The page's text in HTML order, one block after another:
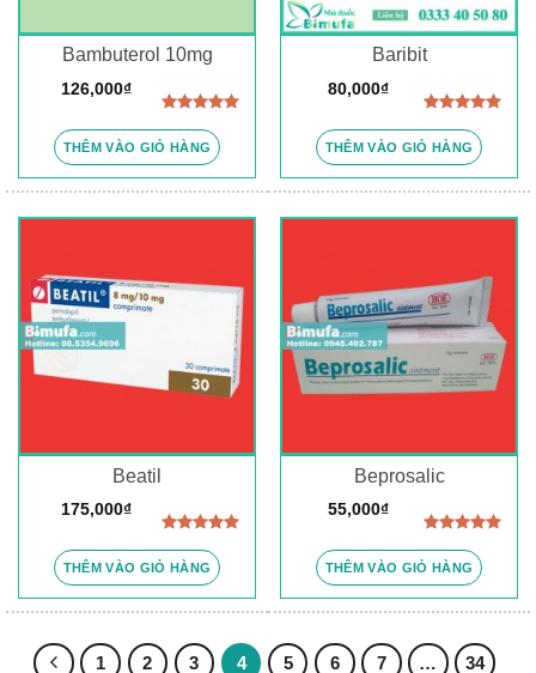
Bambuterol 10mg
hạng5.00
5 sao
126,000₫
THÊM VÀO GIỎ HÀNG
Baribit
hạng5.00
5 sao
80,000₫
THÊM VÀO GIỎ HÀNG
Beatil
hạng5.00
5 sao
175,000₫
THÊM VÀO GIỎ HÀNG
Beprosalic
hạng5.00
5 sao
55,000₫
THÊM VÀO GIỎ HÀNG
1 2 3 4 5 6 7 …
34